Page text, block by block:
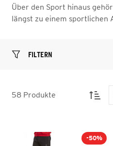
Über den Sport hinaus
längst zu einem sportlichen
FILTERN
58 Produkte
-50%